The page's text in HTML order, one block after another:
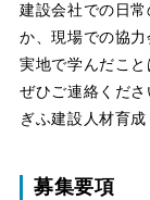
建設会社での日
か、現場での協力
実地で学んだこと
ぜひご連絡くださ
ぎふ建設人材育成
募集要項